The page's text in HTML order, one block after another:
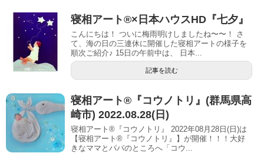
寝相アート®︎×日本ハウスHD『七夕』
こんにちは！ ついに梅雨明けしましたね〜〜！ さ
て、海の日の三連休に開催した寝相アートの様子を
順次ご紹介♪ 15日の午前中は、 日本...
記事を読む
寝相アート®︎『コウノトリ』(群馬県高
崎市) 2022.08.28(日)
寝相アート®『コウノトリ』 2022年08月28日(日)は
【寝相アート®︎『コウノトリ』】が開催！！！大好
きなママとパパのところへ「コウ...